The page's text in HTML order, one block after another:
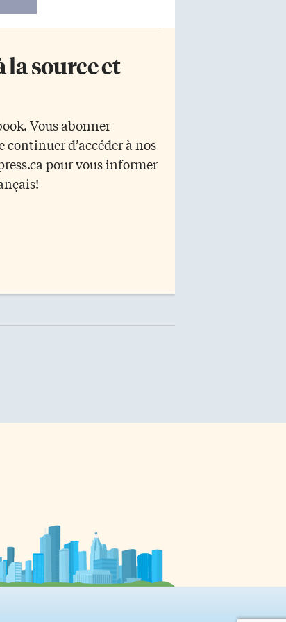
la source et
Vous abonner
d’accéder à nos
pour vous informer